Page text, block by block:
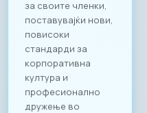
за своите членки,
поставувајќи нови,
повисоки
стандарди за
корпоративна
култура и
професионално
дружење во